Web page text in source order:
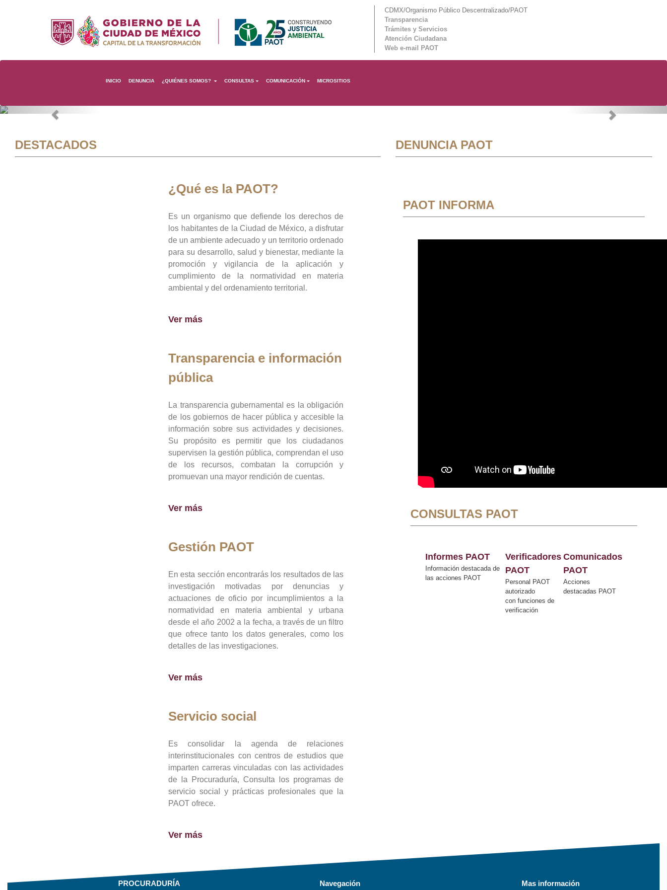
CDMX/Organismo Público Descentralizado/PAOT
Transparencia
Trámites y Servicios
Atención Ciudadana
Web e-mail PAOT
INICIO DENUNCIA ¿QUIÉNES SOMOS? CONSULTAS COMUNICACIÓN MICROSITIOS
Previous Next
DESTACADOS
¿Qué es la PAOT?
Es un organismo que defiende los derechos de
los habitantes de la Ciudad de México, a disfrutar
de un ambiente adecuado y un territorio ordenado
para su desarrollo, salud y bienestar, mediante la
promoción y vigilancia de la aplicación y
cumplimiento de la normatividad en materia
ambiental y del ordenamiento territorial.
Ver más
Transparencia e información
pública
La transparencia gubernamental es la obligación
de los gobiernos de hacer pública y accesible la
información sobre sus actividades y decisiones.
Su propósito es permitir que los ciudadanos
supervisen la gestión pública, comprendan el uso
de los recursos, combatan la corrupción y
promuevan una mayor rendición de cuentas.
Ver más
Gestión PAOT
En esta sección encontrarás los resultados de las
investigación motivadas por denuncias y
actuaciones de oficio por incumplimientos a la
normatividad en materia ambiental y urbana
desde el año 2002 a la fecha, a través de un filtro
que ofrece tanto los datos generales, como los
detalles de las investigaciones.
Ver más
Servicio social
Es consolidar la agenda de relaciones
interinstitucionales con centros de estudios que
imparten carreras vinculadas con las actividades
de la Procuraduría, Consulta los programas de
servicio social y prácticas profesionales que la
PAOT ofrece.
Ver más
DENUNCIA PAOT
PAOT INFORMA
CONSULTAS PAOT
Informes PAOT
Información destacada de
las acciones PAOT
Verificadores
PAOT
Personal PAOT
autorizado
con funciones de
verificación
Comunicados
PAOT
Acciones
destacadas PAOT
PROCURADURÍA Navegación Mas información